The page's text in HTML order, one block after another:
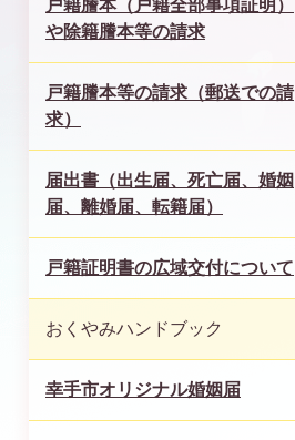
戸籍謄本（戸籍全部事項証明）
や除籍謄本等の請求
戸籍謄本等の請求（郵送での請
求）
届出書（出生届、死亡届、婚姻
届、離婚届、転籍届）
戸籍証明書の広域交付について
おくやみハンドブック
幸手市オリジナル婚姻届